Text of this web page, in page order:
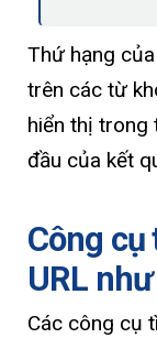
Thứ hạng
trên các từ
hiển thị trong
đầu của kết
Công
URL
Các công cụ